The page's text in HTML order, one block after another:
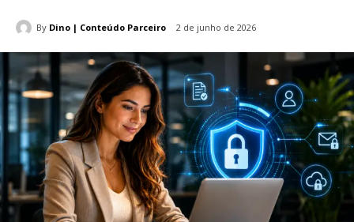
By Dino | Conteúdo Parceiro 2 de junho de 2026